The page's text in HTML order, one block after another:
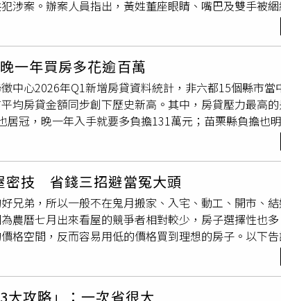
組長吳明蓁表示，每次接獲這類案件都令人十分沉重
無助四處張望，在面對主人突然離世及環境劇變，失
害怕不停吠叫、警戒心強、情緒低落，令人看了相當
圖／新北市政府動物保護防疫處提供）新北市動保處
案件已非個案。寵物屬於飼主遺產的一部分，若生前未
負擔，也讓毛寶貝承受失去主人及環境改變的壓力。動
排，預先指定照顧人，並留下飼養及醫療等相關資訊，
能獲得照顧。飼養寵物是一輩子的承諾，完善的生前
「照顧牠一生，也守護牠一生」。
涉案。辦案人員指出，黃姓董座眼睛、嘴巴及雙手被
傷重身亡；案發之後，警方清查黃男的通聯紀錄，並
家林男正騎機車出沒於命案現場附近，加上異常離開
司擔任鐵工，期間還曾向公司借款10多萬元；離職後因
及財物放置情形相當熟悉。專案小組懷疑，林男疑因熟
因發出聲響驚動屋主，為避免犯行曝光竟痛下殺手。經
4日同步搜索林男位於台中及屏東的住處，檢察官也親
網時否認犯案，但無法交代案發時為何在命案現場附
入屋內行竊，沒想到被黃男發現才行凶。警方昨天下
媒體追問是否「為了錢殺人」及「是否還有共犯」，
禁見。另一方面，檢警也懷疑林男妻子可能涉案，前往
疑似犯案使用的萬能鉗，已一併帶回鑑識，林妻也接受
一年買房多花逾百萬
中心2026年Q1新增房貸資料統計，非六都15個縣市當
均房貸金額同步創下歷史新高。其中，房貸壓力最高的
冠，晚一年入手就要多負擔131萬元；苗栗縣負擔也
行長張旭嵐表示，近年都會區房價漲勢顯著，房市買
入及就業支撐紅利，更成為房市焦點。其中，新竹縣
應，串聯竹南科學園區、頭份地區成為科技廊帶推升區
紅利，吸引自住與置產需求進駐，帶動房價補漲力道
制影響，投資買盤轉趨保守，市場資金逐漸回歸自住
對小。且青安3.0接續支撐首購市場，婚育家庭有機會
總價也符合門檻，又具產業題材優勢，有利首購族兼
房貸資料，除了南投、基隆、花東地區主力購屋年齡
分地區年輕族群佔比有增加的趨勢，另外觀察，約有6成
密技 省錢三招避當冤大頭
兄弟，所以一般不在鬼月搬家、入宅、動工、開市、
農曆七月出來看屋的競爭者相對較少，房子選擇性也
格空間，反而容易用低的價格買到理想的房子。以下
的影響。一、七月購屋買房訣竅：農曆七月鬼月購屋
很著急，人一急就什麼都好談，此時出手議價，有機會
不多過完了，農曆八月找個好日子正式過戶，喬遷入宅
攻略」：一次省很大